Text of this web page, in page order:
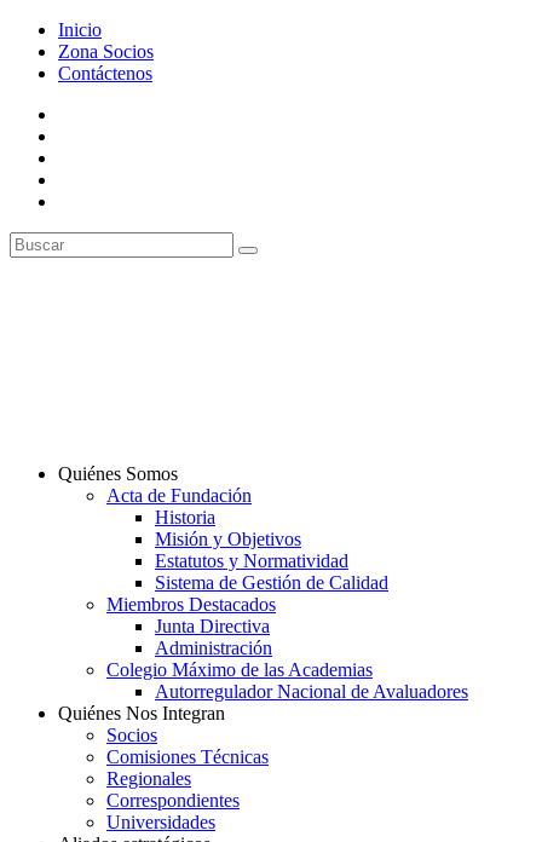
Inicio
Zona Socios
Contáctenos
Quiénes Somos
Acta de Fundación
Historia
Misión y Objetivos
Estatutos y Normatividad
Sistema de Gestión de Calidad
Miembros Destacados
Junta Directiva
Administración
Colegio Máximo de las Academias
Autorregulador Nacional de Avaluadores
Quiénes Nos Integran
Socios
Comisiones Técnicas
Regionales
Correspondientes
Universidades